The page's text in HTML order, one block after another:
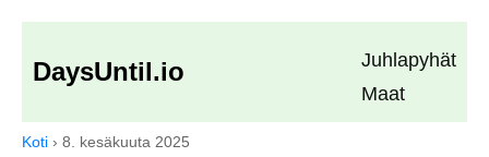
DaysUntil.io
Juhlapyhät
Maat
Koti › 8. kesäkuuta 2025